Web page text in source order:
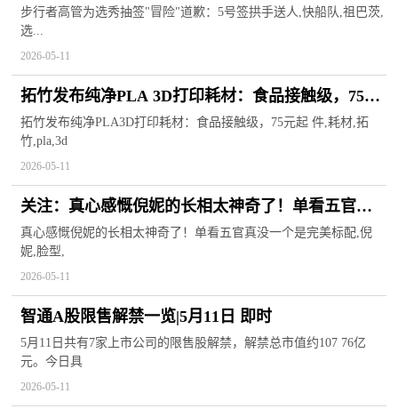
签拱手送人
步行者高管为选秀抽签"冒险"道歉：5号签拱手送人,快船队,祖巴茨,
选...
2026-05-11
拓竹发布纯净PLA 3D打印耗材：食品接触级，75元
起/件
拓竹发布纯净PLA3D打印耗材：食品接触级，75元起 件,耗材,拓
竹,pla,3d
2026-05-11
关注：真心感慨倪妮的长相太神奇了！单看五官真
没一个是完美标配
真心感慨倪妮的长相太神奇了！单看五官真没一个是完美标配,倪
妮,脸型,
2026-05-11
智通A股限售解禁一览|5月11日 即时
5月11日共有7家上市公司的限售股解禁，解禁总市值约107 76亿
元。今日具
2026-05-11